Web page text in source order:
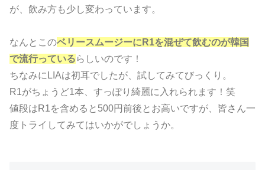
が、飲み方も少し変わっています。
なんとこのベリースムージーにR1を混ぜて飲むのが韓国
で流行っているらしいのです！
ちなみにLIAは初耳でしたが、試してみてびっくり。
R1がちょうど1本、すっぽり綺麗に入れられます！笑
値段はR1を含めると500円前後とお高いですが、皆さん一
度トライしてみてはいかがでしょうか。